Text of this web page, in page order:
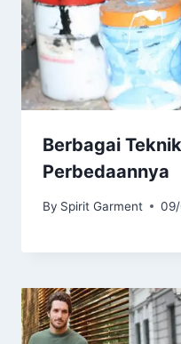
Berbagai
Perbedaannya
By Spirit Garment